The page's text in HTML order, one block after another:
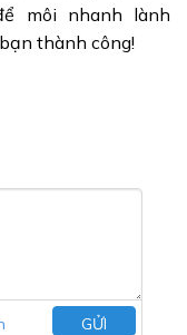
môi nhanh lành
thành công!
GỬI